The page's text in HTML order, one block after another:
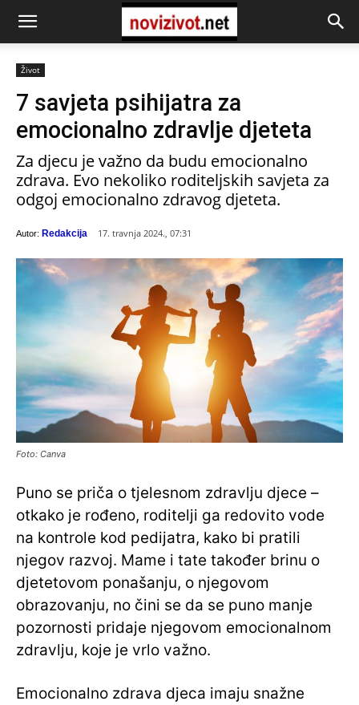
Život
7 savjeta psihijatra za
emocionalno zdravlje djeteta
Za djecu je važno da budu emocionalno
zdrava. Evo nekoliko roditeljskih savjeta za
odgoj emocionalno zdravog djeteta.
Autor: Redakcija 17. travnja 2024., 07:31
Foto: Canva
Puno se priča o tjelesnom zdravlju djece –
otkako je rođeno, roditelji ga redovito vode
na kontrole kod pedijatra, kako bi pratili
njegov razvoj. Mame i tate također brinu o
djetetovom ponašanju, o njegovom
obrazovanju, no čini se da se puno manje
pozornosti pridaje njegovom emocionalnom
zdravlju, koje je vrlo važno.
Emocionalno zdrava djeca imaju snažne